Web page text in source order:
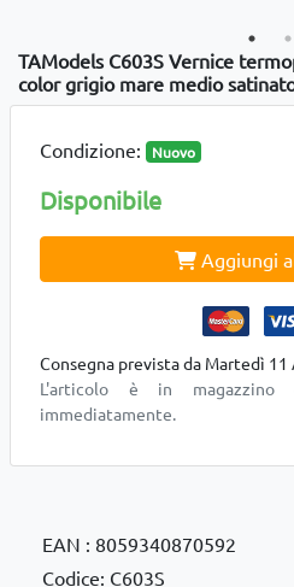
TAModels C603S Vernice
color grigio mare medio
Condizione: Nuovo
Disponibile
Aggiungi
Consegna prevista da Martedì 11
L'articolo è in
immediatamente.
EAN : 8059340870592
Codice: C603S